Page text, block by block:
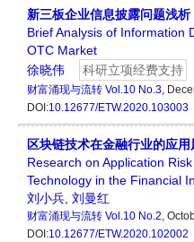
新三板企业信息披露问题浅析
Brief Analysis of Information
OTC Market
徐晓伟
科研立项经费支持
财富涌现与流转 Vol.10 No.3,
DOI:10.12677/ETW.2020.103003
区块链技术在金融行业的应
Research on Application
Technology in the Financial
刘小兵 刘曼红
财富涌现与流转 Vol.10 No.2,
DOI:10.12677/ETW.2020.102002